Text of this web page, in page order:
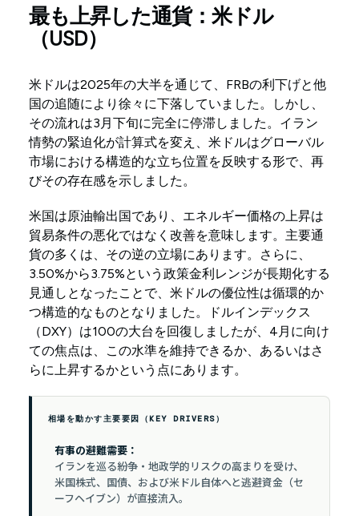
最も上昇した通貨：米ドル
（USD）
米ドルは2025年の大半を通じて、FRBの利下げと他
国の追随により徐々に下落していました。しかし、
その流れは3月下旬に完全に停滞しました。イラン
情勢の緊迫化が計算式を変え、米ドルはグローバル
市場における構造的な立ち位置を反映する形で、再
びその存在感を示しました。
米国は原油輸出国であり、エネルギー価格の上昇は
貿易条件の悪化ではなく改善を意味します。主要通
貨の多くは、その逆の立場にあります。さらに、
3.50%から3.75%という政策金利レンジが長期化する
見通しとなったことで、米ドルの優位性は循環的か
つ構造的なものとなりました。ドルインデックス
（DXY）は100の大台を回復しましたが、4月に向け
ての焦点は、この水準を維持できるか、あるいはさ
らに上昇するかという点にあります。
相場を動かす主要要因（KEY DRIVERS）
有事の避難需要：
イランを巡る紛争・地政学的リスクの高まりを受け、
米国株式、国債、および米ドル自体へと逃避資金（セ
ーフヘイブン）が直接流入。